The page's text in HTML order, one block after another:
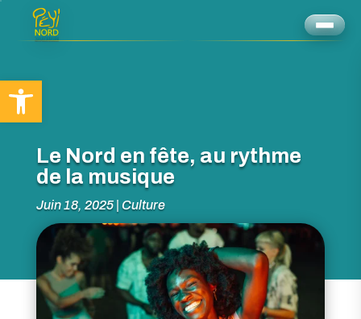
Ouvrir la barre d’outils
Le Nord en fête, au rythme
de la musique
Juin 18, 2025| Culture